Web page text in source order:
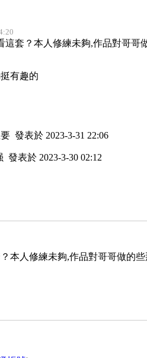
這套？本人修練未夠,作品對哥哥
有趣的
發表於 2023-3-31 22:06
發表於 2023-3-30 02:12
本人修練未夠,作品對哥哥做的些